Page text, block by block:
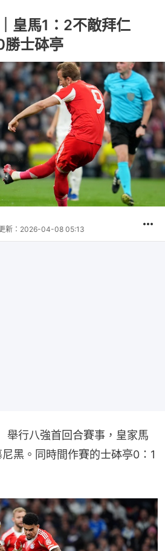
皇馬1：2不敵拜仁
勝士砵亭
新： 2026-04-08 05:13
舉行八強首回合賽事，皇家馬
黑。同時間作賽的士砵亭0：1